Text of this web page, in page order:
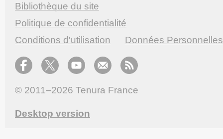
Bibliothèque du site
Politique de confidentialité
Conditions d'utilisation
Données Personnelles
© 2011–2026 Tenura France
Desktop version